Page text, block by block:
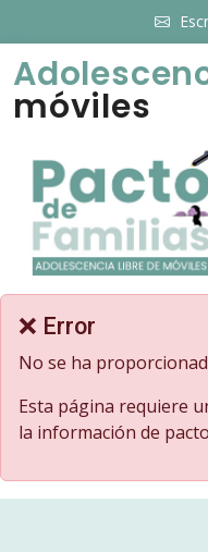
móviles
❌ Error
No se ha
Esta página requiere
la información de